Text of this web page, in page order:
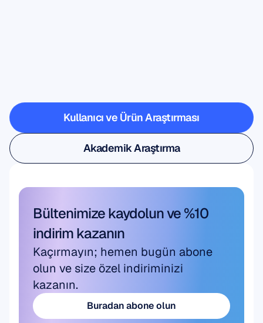
görün
Kullanıcı ve Ürün Araştırması
Kullanıcı ve Ürün Araştırması
Akademik Araştırma
Akademik Araştırma
Bültenimize kaydolun ve %10
indirim kazanın
Kaçırmayın; hemen bugün abone
olun ve size özel indiriminizi
kazanın.
Buradan abone olun